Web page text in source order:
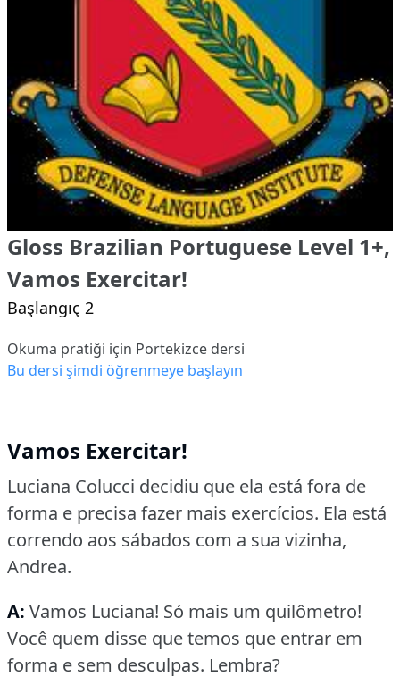
Gloss Brazilian Portuguese Level 1+,
Vamos Exercitar!
Başlangıç 2
Okuma pratiği için Portekizce dersi
Bu dersi şimdi öğrenmeye başlayın
Vamos Exercitar!
Luciana Colucci decidiu que ela está fora de
forma e precisa fazer mais exercícios. Ela está
correndo aos sábados com a sua vizinha,
Andrea.
A: Vamos Luciana! Só mais um quilômetro!
Você quem disse que temos que entrar em
forma e sem desculpas. Lembra?